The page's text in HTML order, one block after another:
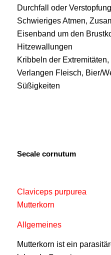
Durchfall oder Verstopfung
Schwieriges Atmen,
Eisenband um den
Hitzewallungen
Kribbeln der
Verlangen Fleisch, Bier/
Süßigkeiten
Secale cornutum
Claviceps purpurea
Mutterkorn
Allgemeines
Mutterkorn ist ein